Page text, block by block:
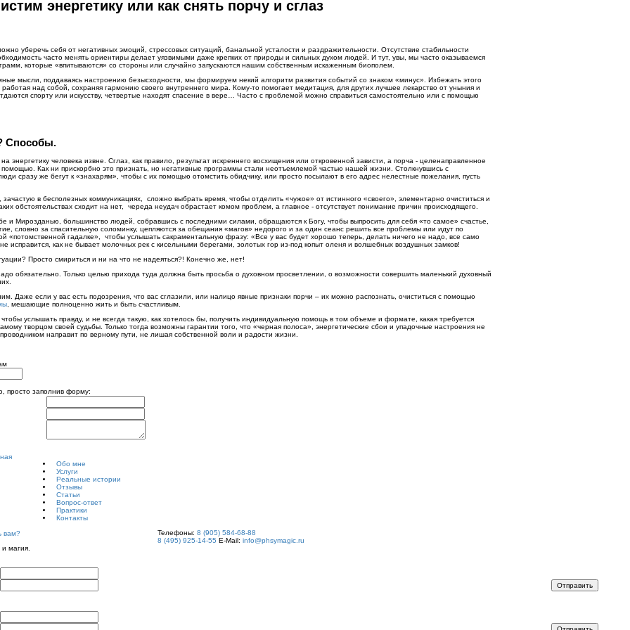
энергетику или как снять порчу и сглаз
уберечь себя от негативных эмоций, стрессовых ситуаций, банальной усталости и раздражительности. Отсутствие стабильности
часто менять ориентиры делает уязвимыми даже крепких от природы и сильных духом людей. И тут, увы, мы часто оказываемся
которые «впитываются» со стороны или случайно запускаются нашим собственным искаженным биополем.
мысли, поддаваясь настроению безысходности, мы формируем некий алгоритм развития событий со знаком «минус». Избежать этого
над собой, сохраняя гармонию своего внутреннего мира. Кому-то помогает медитация, для других лучшее лекарство от уныния и
спорту или искусству, четвертые находят спасение в вере… Часто с проблемой можно справиться самостоятельно или с помощью
Способы.
энергетику человека извне. Сглаз, как правило, результат искреннего восхищения или откровенной зависти, а порча - целенаправленное
Как ни прискорбно это признать, но негативные программы стали неотъемлемой частью нашей жизни. Столкнувшись с
сразу же бегут к «знахарям», чтобы с их помощью отомстить обидчику, или просто посылают в его адрес нелестные пожелания, пусть
в бесполезных коммуникациях, сложно выбрать время, чтобы отделить «чужое» от истинного «своего», элементарно очиститься и
обстоятельствах сходит на нет, череда неудач обрастает комом проблем, а главное - отсутствует понимание причин происходящего.
и Мирозданью, большинство людей, собравшись с последними силами, обращаются к Богу, чтобы выпросить для себя «то самое» счастье,
словно за спасительную соломинку, цепляются за обещания «магов» недорого и за один сеанс решить все проблемы или идут по
«потомственной гадалке», чтобы услышать сакраментальную фразу: «Все у вас будет хорошо теперь, делать ничего не надо, все само
исправится, как не бывает молочных рек с кисельными берегами, золотых гор из-под копыт оленя и волшебных воздушных замков!
Просто смириться и ни на что не надеяться?! Конечно же, нет!
обязательно. Только целью прихода туда должна быть просьба о духовном просветлении, о возможности совершить маленький духовный
Даже если у вас есть подозрения, что вас сглазили, или налицо явные признаки порчи – их можно распознать, очиститься с помощью
, мешающие полноценно жить и быть счастливым.
услышать правду, и не всегда такую, как хотелось бы, получить индивидуальную помощь в том объеме и формате, какая требуется
творцом своей судьбы. Только тогда возможны гарантии того, что «черная полоса», энергетические сбои и упадочные настроения не
направит по верному пути, не лишая собственной воли и радости жизни.
просто заполнив форму:
Обо мне
Услуги
Реальные истории
Отзывы
Статьи
Вопрос-ответ
Практики
Контакты
вам?
Телефоны: 8 (905) 584-68-88
8 (495) 925-14-55 E-Mail: info@phsymagic.ru
магия.
Отправить